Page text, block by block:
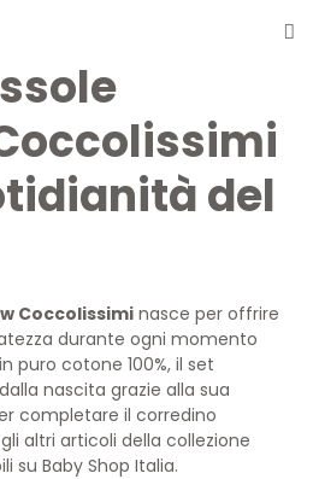
del
Coccolissimi nasce per offrire
durante ogni momento
puro cotone 100%, il set
nascita grazie alla sua
completare il corredino
altri articoli della collezione
su Baby Shop Italia.